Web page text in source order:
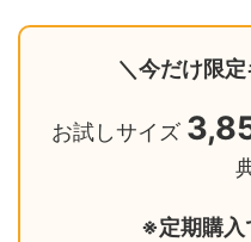
＼今だけ限
お試しサイズ
※定期購入